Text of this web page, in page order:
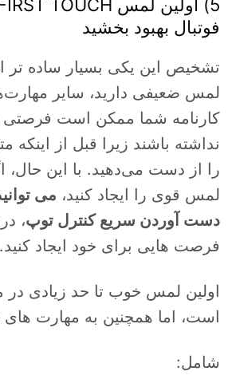
فوتبال بهبود بخشید
تشخیص این یکی بسیار ساده تر
لمس ضعیفی دارید، سایر
کارنامه شما ممکن است
نداشته باشند زیرا قبل از اینکه
را از دست می‌دهید. با این حال،
لمس قوی را ایجاد کنید، می
دست آوردن سریع کنترل توپ،
فرصت هایی برای خود ایجاد کنید.
اولین لمس خوب تا حد زیادی در
است، اما همچنین به مهارت های
شامل: